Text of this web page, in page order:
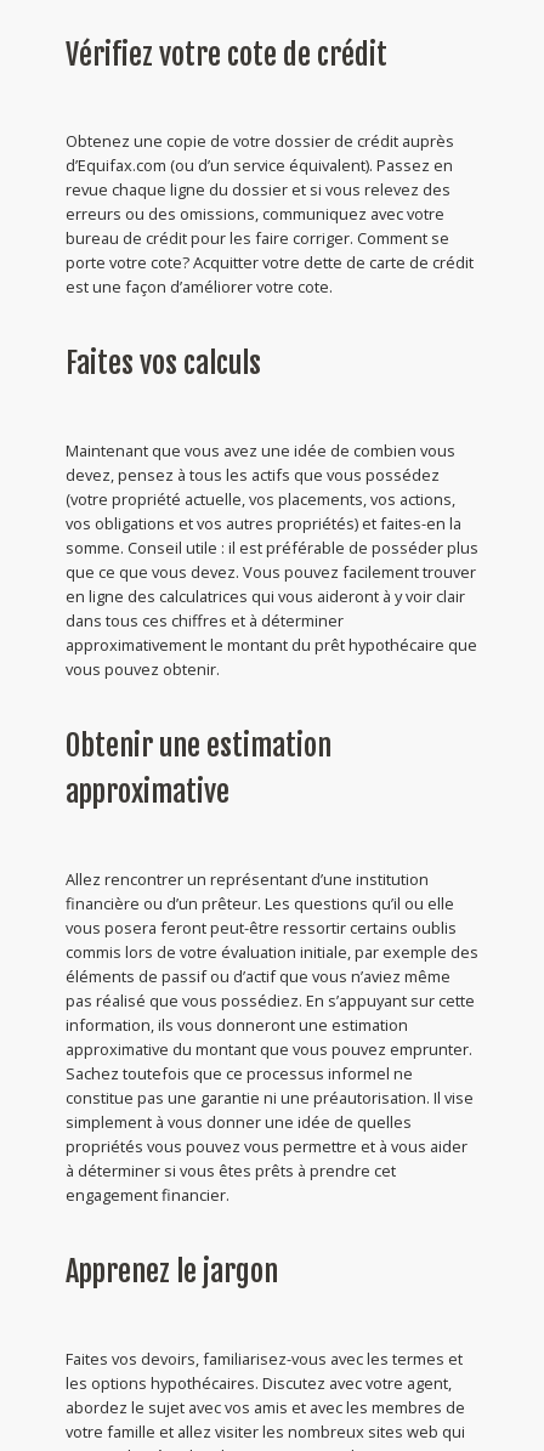
Vérifiez votre cote de crédit
Obtenez une copie de votre dossier de crédit auprès
d’Equifax.com (ou d’un service équivalent). Passez en
revue chaque ligne du dossier et si vous relevez des
erreurs ou des omissions, communiquez avec votre
bureau de crédit pour les faire corriger. Comment se
porte votre cote? Acquitter votre dette de carte de crédit
est une façon d’améliorer votre cote.
Faites vos calculs
Maintenant que vous avez une idée de combien vous
devez, pensez à tous les actifs que vous possédez
(votre propriété actuelle, vos placements, vos actions,
vos obligations et vos autres propriétés) et faites-en la
somme. Conseil utile : il est préférable de posséder plus
que ce que vous devez. Vous pouvez facilement trouver
en ligne des calculatrices qui vous aideront à y voir clair
dans tous ces chiffres et à déterminer
approximativement le montant du prêt hypothécaire que
vous pouvez obtenir.
Obtenir une estimation
approximative
Allez rencontrer un représentant d’une institution
financière ou d’un prêteur. Les questions qu’il ou elle
vous posera feront peut-être ressortir certains oublis
commis lors de votre évaluation initiale, par exemple des
éléments de passif ou d’actif que vous n’aviez même
pas réalisé que vous possédiez. En s’appuyant sur cette
information, ils vous donneront une estimation
approximative du montant que vous pouvez emprunter.
Sachez toutefois que ce processus informel ne
constitue pas une garantie ni une préautorisation. Il vise
simplement à vous donner une idée de quelles
propriétés vous pouvez vous permettre et à vous aider
à déterminer si vous êtes prêts à prendre cet
engagement financier.
Apprenez le jargon
Faites vos devoirs, familiarisez-vous avec les termes et
les options hypothécaires. Discutez avec votre agent,
abordez le sujet avec vos amis et avec les membres de
votre famille et allez visiter les nombreux sites web qui